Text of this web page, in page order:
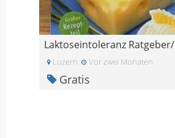
Laktoseintoleranz
Luzern Vor zwei Monaten
Gratis